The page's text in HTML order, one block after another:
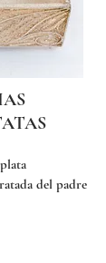
del padre